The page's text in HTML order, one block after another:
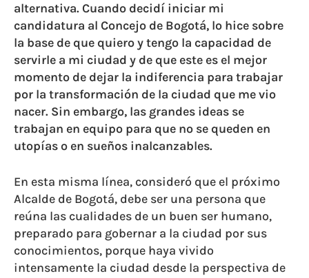
alternativa. Cuando decidí iniciar mi
candidatura al Concejo de Bogotá, lo hice sobre
la base de que quiero y tengo la capacidad de
servirle a mi ciudad y de que este es el mejor
momento de dejar la indiferencia para trabajar
por la transformación de la ciudad que me vio
nacer. Sin embargo, las grandes ideas se
trabajan en equipo para que no se queden en
utopías o en sueños inalcanzables.
En esta misma línea, consideró que el próximo
Alcalde de Bogotá, debe ser una persona que
reúna las cualidades de un buen ser humano,
preparado para gobernar a la ciudad por sus
conocimientos, porque haya vivido
intensamente la ciudad desde la perspectiva de